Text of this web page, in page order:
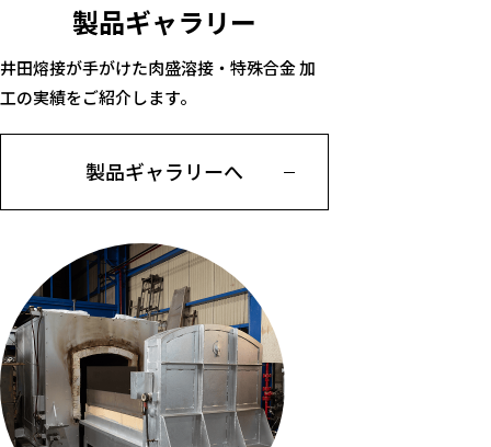
製品ギャラリー
井田熔接が手がけた肉盛溶接・特殊合金 加
工の実績をご紹介します。
製品ギャラリーへ